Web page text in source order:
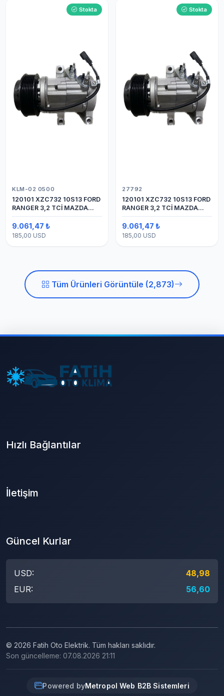
Stokta
KLM-02 0500
120101 XZC732 10S13 FORD
RANGER 3,2 TCİ MAZDA
Y.M.
9.061,47 ₺
185,00 USD
Stokta
27792
120101 XZC732 10S13 FORD
RANGER 3,2 TCİ MAZDA
Y.M. KOMPRESÖR 7PK 12V
9.061,47 ₺
185,00 USD
Tüm Ürünleri Görüntüle (2,873)
Hızlı Bağlantılar
İletişim
Güncel Kurlar
USD:
48,98
EUR:
56,60
© 2026 Fatih Oto Elektrik. Tüm hakları saklıdır.
Son güncelleme: 07.08.2026 21:11
Powered byMetropol Web B2B Sistemleri